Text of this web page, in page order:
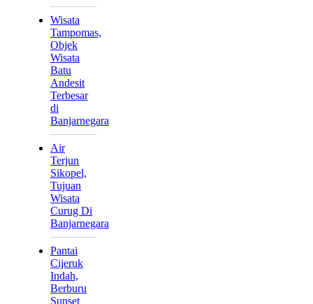
Wisata
Tampomas,
Objek
Wisata
Batu
Andesit
Terbesar
di
Banjarnegara
Air
Terjun
Sikopel,
Tujuan
Wisata
Curug Di
Banjarnegara
Pantai
Cijeruk
Indah,
Berburu
Sunset